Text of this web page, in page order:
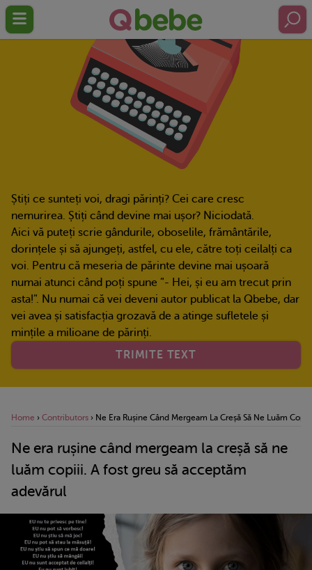
Știți ce sunteți voi, dragi părinți? Cei care cresc
nemurirea. Știți când devine mai ușor? Niciodată.
Aici vă puteți scrie gândurile, oboselile, frământările,
dorințele și să ajungeți, astfel, cu ele, către toți ceilalți ca
voi. Pentru că meseria de părinte devine mai ușoară
numai atunci când poți spune ”- Hei, și eu am trecut prin
asta!”. Nu numai că vei deveni autor publicat la Qbebe, dar
vei avea și satisfacția grozavă de a atinge sufletele și
mințile a milioane de părinți.
TRIMITE TEXT
Home › Contributors › Ne Era Rușine Când Mergeam La Creșă Să Ne Luăm
Ne era rușine când mergeam la creșă să ne
luăm copiii. A fost greu să acceptăm
adevărul